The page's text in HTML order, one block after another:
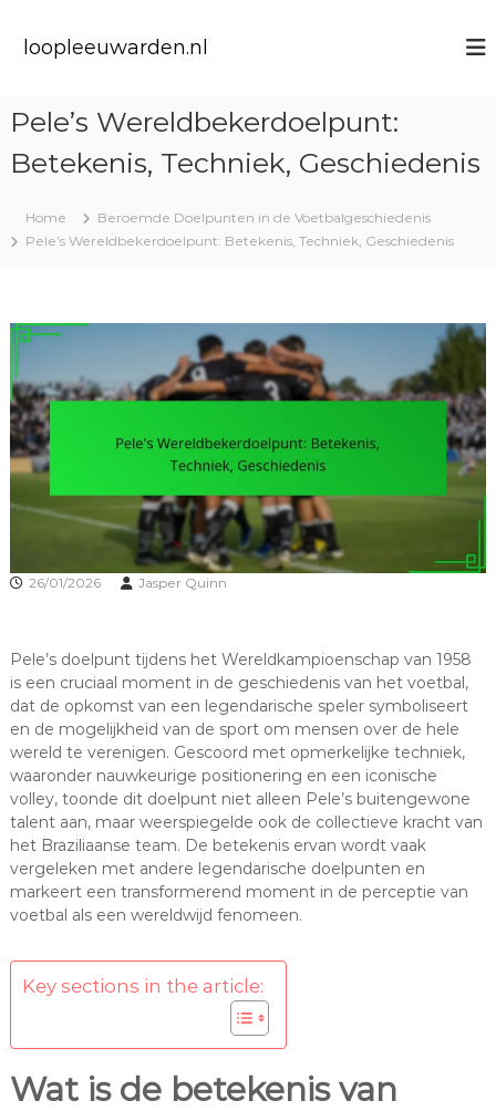
loopleeuwarden.nl
Pele’s Wereldbekerdoelpunt:
Betekenis, Techniek, Geschiedenis
Home
Beroemde Doelpunten in de Voetbalgeschiedenis
Pele’s Wereldbekerdoelpunt: Betekenis, Techniek, Geschiedenis
26/01/2026 Jasper Quinn
Pele’s doelpunt tijdens het Wereldkampioenschap van 1958
is een cruciaal moment in de geschiedenis van het voetbal,
dat de opkomst van een legendarische speler symboliseert
en de mogelijkheid van de sport om mensen over de hele
wereld te verenigen. Gescoord met opmerkelijke techniek,
waaronder nauwkeurige positionering en een iconische
volley, toonde dit doelpunt niet alleen Pele’s buitengewone
talent aan, maar weerspiegelde ook de collectieve kracht van
het Braziliaanse team. De betekenis ervan wordt vaak
vergeleken met andere legendarische doelpunten en
markeert een transformerend moment in de perceptie van
voetbal als een wereldwijd fenomeen.
Key sections in the article:
Wat is de betekenis van